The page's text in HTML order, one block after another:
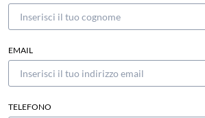
EMAIL
TELEFONO